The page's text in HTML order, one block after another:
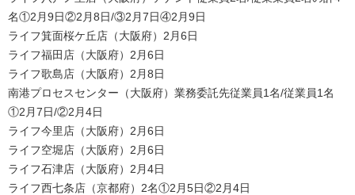
名①2月9日②2月8日/③2月7日④2月9日
ライフ箕面桜ケ丘店（大阪府）2月6日
ライフ福田店（大阪府）2月6日
ライフ歌島店（大阪府）2月8日
南港プロセスセンター（大阪府）業務委託先従業員1名/従業員1名
①2月7日/②2月4日
ライフ今里店（大阪府）2月6日
ライフ空堀店（大阪府）2月6日
ライフ石津店（大阪府）2月4日
ライフ西七条店（京都府）2名①2月5日②2月4日